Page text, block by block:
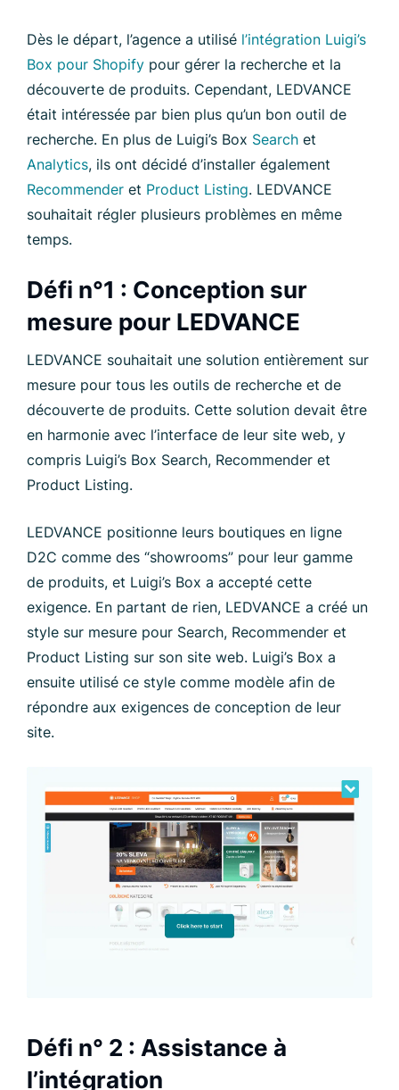
Dès le départ, l’agence a utilisé l’intégration Luigi’s
Box pour Shopify pour gérer la recherche et la
découverte de produits. Cependant, LEDVANCE
était intéressée par bien plus qu’un bon outil de
recherche. En plus de Luigi’s Box Search et
Analytics, ils ont décidé d’installer également
Recommender et Product Listing. LEDVANCE
souhaitait régler plusieurs problèmes en même
temps.
Défi n°1 : Conception sur
mesure pour LEDVANCE
LEDVANCE souhaitait une solution entièrement sur
mesure pour tous les outils de recherche et de
découverte de produits. Cette solution devait être
en harmonie avec l’interface de leur site web, y
compris Luigi’s Box Search, Recommender et
Product Listing.
LEDVANCE positionne leurs boutiques en ligne
D2C comme des “showrooms” pour leur gamme
de produits, et Luigi’s Box a accepté cette
exigence. En partant de rien, LEDVANCE a créé un
style sur mesure pour Search, Recommender et
Product Listing sur son site web. Luigi’s Box a
ensuite utilisé ce style comme modèle afin de
répondre aux exigences de conception de leur
site.
Défi n° 2 : Assistance à
l’intégration